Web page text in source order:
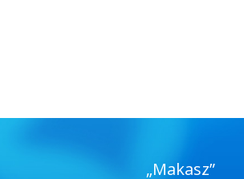
„Makasz”